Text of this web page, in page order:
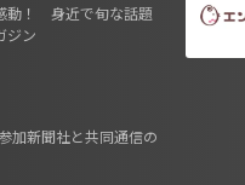
動！ 身近で旬な話題
ジン
加新聞社と共同通信の